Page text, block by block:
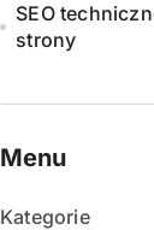
SEO
strony
Menu
Kategorie